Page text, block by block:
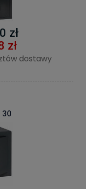
zł
zł
dostawy
30